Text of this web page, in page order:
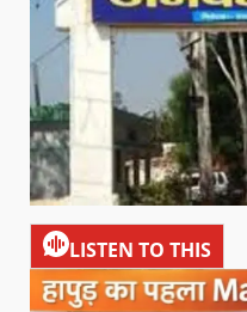
LISTEN TO THIS